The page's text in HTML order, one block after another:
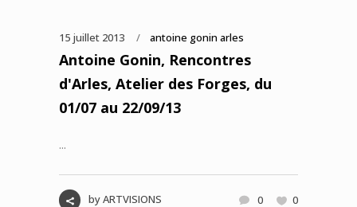
15 juillet 2013 antoine gonin arles
Antoine Gonin, Rencontres
d'Arles, Atelier des Forges, du
01/07 au 22/09/13
...
byARTVISIONS 0 0